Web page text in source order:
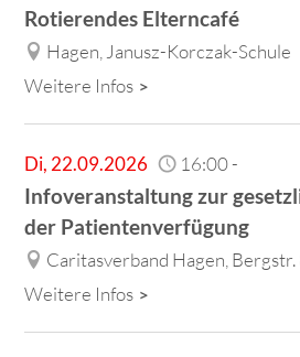
Rotierendes Elterncafé
Hagen, Janusz-Korczak-Schule
Weitere Infos
Di, 22.09.2026 16:00-
Infoveranstaltung zur
der Patientenverfügung
Caritasverband Hagen,
Weitere Infos